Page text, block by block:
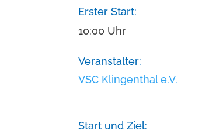
Erster Start:
10:00 Uhr
Veranstalter:
VSC Klingenthal e.V.
Start und Ziel: